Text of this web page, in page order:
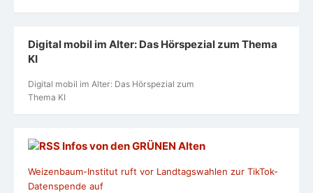
Digital mobil im Alter: Das Hörspezial zum Thema
KI
Digital mobil im Alter: Das Hörspezial zum
Thema KI
Infos von den GRÜNEN Alten
Weizenbaum-Institut ruft vor Landtagswahlen zur TikTok-
Datenspende auf